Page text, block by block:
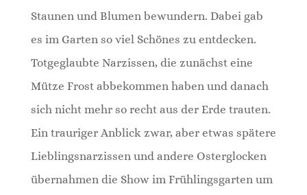
Staunen und Blumen bewundern. Dabei gab
es im Garten so viel Schönes zu entdecken.
Totgeglaubte Narzissen, die zunächst eine
Mütze Frost abbekommen haben und danach
sich nicht mehr so recht aus der Erde trauten.
Ein trauriger Anblick zwar, aber etwas spätere
Lieblingsnarzissen und andere Osterglocken
übernahmen die Show im Frühlingsgarten um